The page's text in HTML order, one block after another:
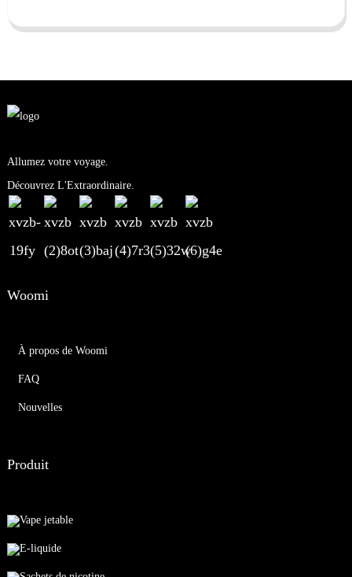
Allumez votre voyage.
Découvrez L'Extraordinaire.
Woomi
À propos de Woomi
FAQ
Nouvelles
Produit
Vape jetable
E-liquide